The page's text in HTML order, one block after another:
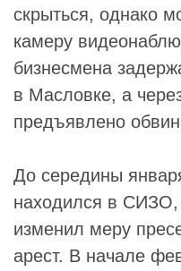
скрыться, однако
камеру
бизнесмена
в Масловке, а
предъявлено
До середины
находился в СИЗО,
изменил меру
арест. В начале